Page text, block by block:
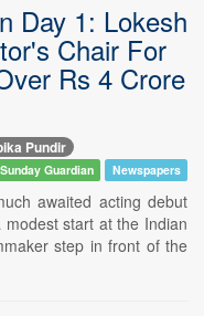
Day 1: Lokesh
Chair For
Rs 4 Crore
Pundir
Guardian Newspapers
awaited acting debut
start at the Indian
step in front of the